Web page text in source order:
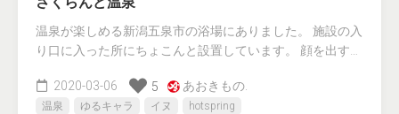
温泉が楽しめる新潟五泉市の浴場にありました。 施設の入
り口に入った所にちょこんと設置しています。 顔を出す…
2020-03-06 5 あおきもの.
温泉 ゆるキャラ イヌ hotspring